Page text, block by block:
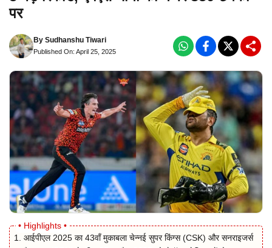
पर
By Sudhanshu Tiwari
Published On: April 25, 2025
आईपीएल 2025 का 43वाँ मुकाबला चेन्नई सुपर किंग्स (CSK) और सनराइजर्स